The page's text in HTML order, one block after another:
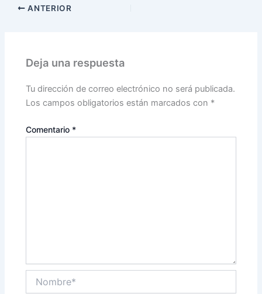
ANTERIOR
Deja una respuesta
Tu dirección de correo electrónico no será publicada.
Los campos obligatorios están marcados con *
Comentario *